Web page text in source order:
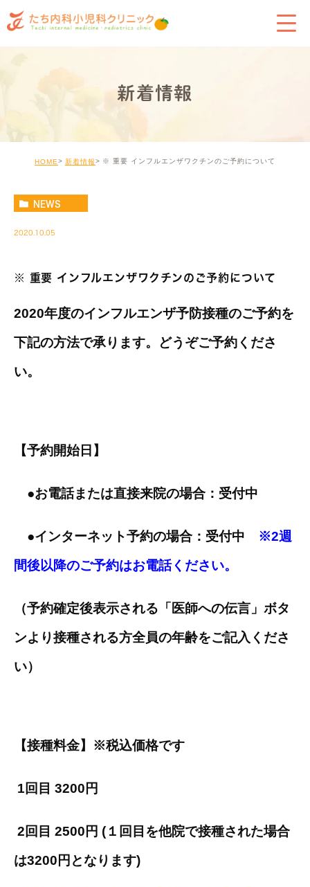
新着情報
HOME 新着情報 ※ 重要 インフルエンザワクチンのご予約について
NEWS
2020.10.05
※ 重要 インフルエンザワクチンのご予約について
2020年度のインフルエンザ予防接種のご予約を
下記の方法で承ります。どうぞご予約くださ
い。
【予約開始日】
●お電話または直接来院の場合：受付中
●インターネット予約の場合：受付中 ※2週
間後以降のご予約はお電話ください。
（予約確定後表示される「医師への伝言」ボタ
ンより接種される方全員の年齢をご記入くださ
い）
【接種料金】※税込価格です
1 回目 3200円
2 回目 2500円 (１回目を他院で接種された場合
は3200円となります)